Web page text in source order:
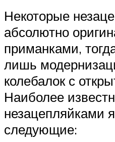
Некоторые
абсолютно
приманками,
лишь
колебалок с
Наиболее
незацепляйками
следующие: